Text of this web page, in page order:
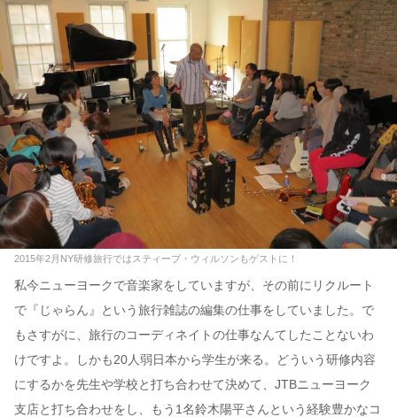
2015年2月NY研修旅行ではスティーブ・ウィルソンもゲストに！
私今ニューヨークで音楽家をしていますが、その前にリクルート
で『じゃらん』という旅行雑誌の編集の仕事をしていました。で
もさすがに、旅行のコーディネイトの仕事なんてしたことないわ
けですよ。しかも20人弱日本から学生が来る。どういう研修内容
にするかを先生や学校と打ち合わせて決めて、JTBニューヨーク
支店と打ち合わせをし、もう1名鈴木陽平さんという経験豊かなコ